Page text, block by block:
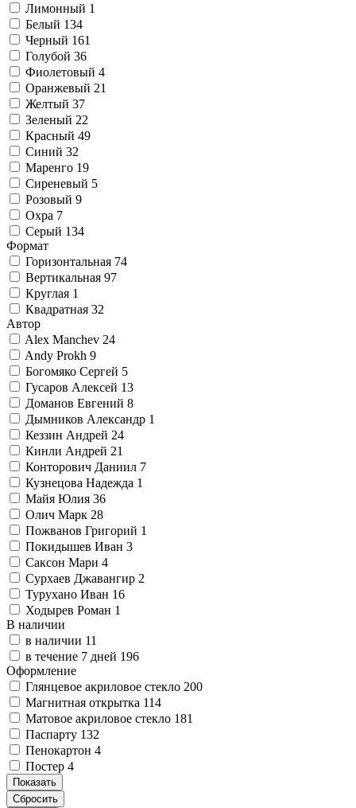
Лимонный 1
Белый 134
Черный 161
Голубой 36
Фиолетовый 4
Оранжевый 21
Желтый 37
Зеленый 22
Красный 49
Синий 32
Маренго 19
Сиреневый 5
Розовый 9
Охра 7
Серый 134
Формат
Горизонтальная 74
Вертикальная 97
Круглая 1
Квадратная 32
Автор
Alex Manchev 24
Andy Prokh 9
Богомяко Сергей 5
Гусаров Алексей 13
Доманов Евгений 8
Дымников Александр 1
Кеззин Андрей 24
Кинли Андрей 21
Конторович Даниил 7
Кузнецова Надежда 1
Майя Юлия 36
Олич Марк 28
Пожванов Григорий 1
Покидышев Иван 3
Саксон Мари 4
Сурхаев Джавангир 2
Турухано Иван 16
Ходырев Роман 1
В наличии
в наличии 11
в течение 7 дней 196
Оформление
Глянцевое акриловое стекло 200
Магнитная открытка 114
Матовое акриловое стекло 181
Паспарту 132
Пенокартон 4
Постер 4
Показать
Сбросить